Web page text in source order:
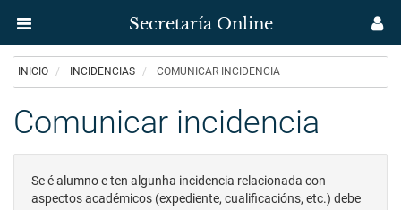
principal
Secretaría Online
Secretaría
Uvigo
-
Comunicar
INICIO INCIDENCIAS COMUNICAR INCIDENCIA
Comunicar incidencia
Se é alumno e ten algunha incidencia relacionada con
aspectos académicos (expediente, cualificacións, etc.) debe